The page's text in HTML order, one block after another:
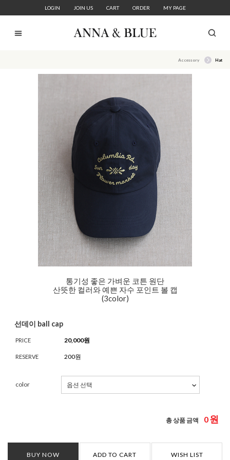
LOGIN JOIN US CART ORDER MY PAGE
Accessory Hat
통기성 좋은 가벼운 코튼 원단
산뜻한 컬러와 예쁜 자수 포인트 볼 캡
(3color)
선데이 ball cap
PRICE 20,000원
RESERVE 200원
color
총 상품 금액 0원
BUY NOW ADD TO CART WISH LIST